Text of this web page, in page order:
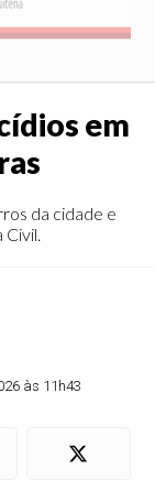
em
da cidade e
Civil.
às 11h43